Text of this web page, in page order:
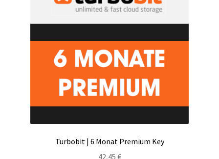
Turbobit | 6 Monat Premium Key
42,45 €